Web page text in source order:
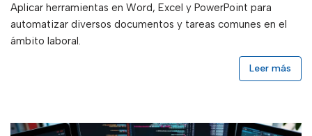
Aplicar herramientas en Word, Excel y PowerPoint para
automatizar diversos documentos y tareas comunes en el
ámbito laboral.
Leer más